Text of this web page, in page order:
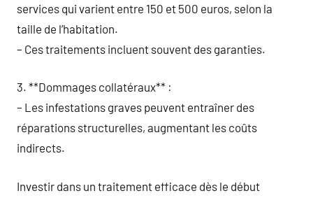
services qui varient entre 150 et 500 euros, selon la
taille de l’habitation.
– Ces traitements incluent souvent des garanties.
3. **Dommages collatéraux** :
– Les infestations graves peuvent entraîner des
réparations structurelles, augmentant les coûts
indirects.
Investir dans un traitement efficace dès le début